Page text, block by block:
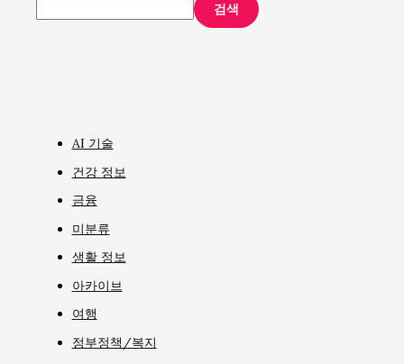
검색
AI 기술
건강 정보
금융
미분류
생활 정보
아카이브
여행
정부정책/복지